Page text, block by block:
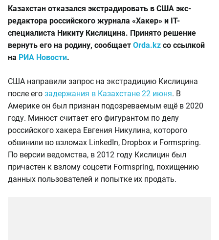
Казахстан отказался экстрадировать в США экс-
редактора российского журнала «Хакер» и IT-
специалиста Никиту Кислицина. Принято решение
вернуть его на родину, сообщает Orda.kz со ссылкой
на РИА Новости.
США направили запрос на экстрадицию Кислицина
после его задержания в Казахстане 22 июня. В
Америке он был признан подозреваемым ещё в 2020
году. Минюст считает его фигурантом по делу
российского хакера Евгения Никулина, которого
обвинили во взломах LinkedIn, Dropbox и Formspring.
По версии ведомства, в 2012 году Кислицин был
причастен к взлому соцсети Formspring, похищению
данных пользователей и попытке их продать.